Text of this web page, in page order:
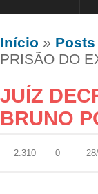
Início » Posts
PRISÃO DO
JUÍZ
BRUNO
2.310 0